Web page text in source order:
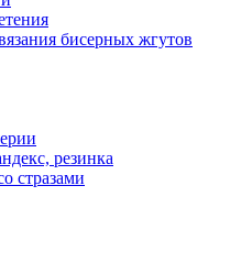
бисерных жгутов
резинка
стразами